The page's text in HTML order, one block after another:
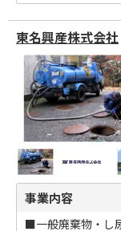
東名興産株式会社
事業内容
■一般廃棄物・し